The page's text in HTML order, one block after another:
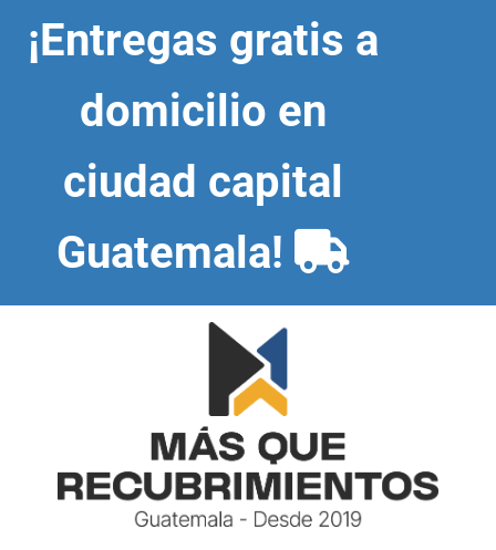
content¡Entregas gratis a
domicilio en
ciudad capital
Guatemala!